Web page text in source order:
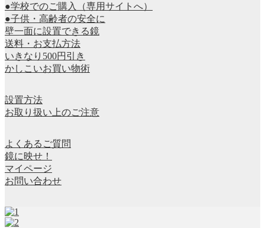
●学校でのご購入（専用サイトへ）
●子供・高齢者の安全に
壁一面に設置できる鏡
送料・お支払方法
いきなり500円引き
かしこいお買い物術
設置方法
お取り扱い上のご注意
よくあるご質問
鏡に映せ！
マイページ
お問い合わせ